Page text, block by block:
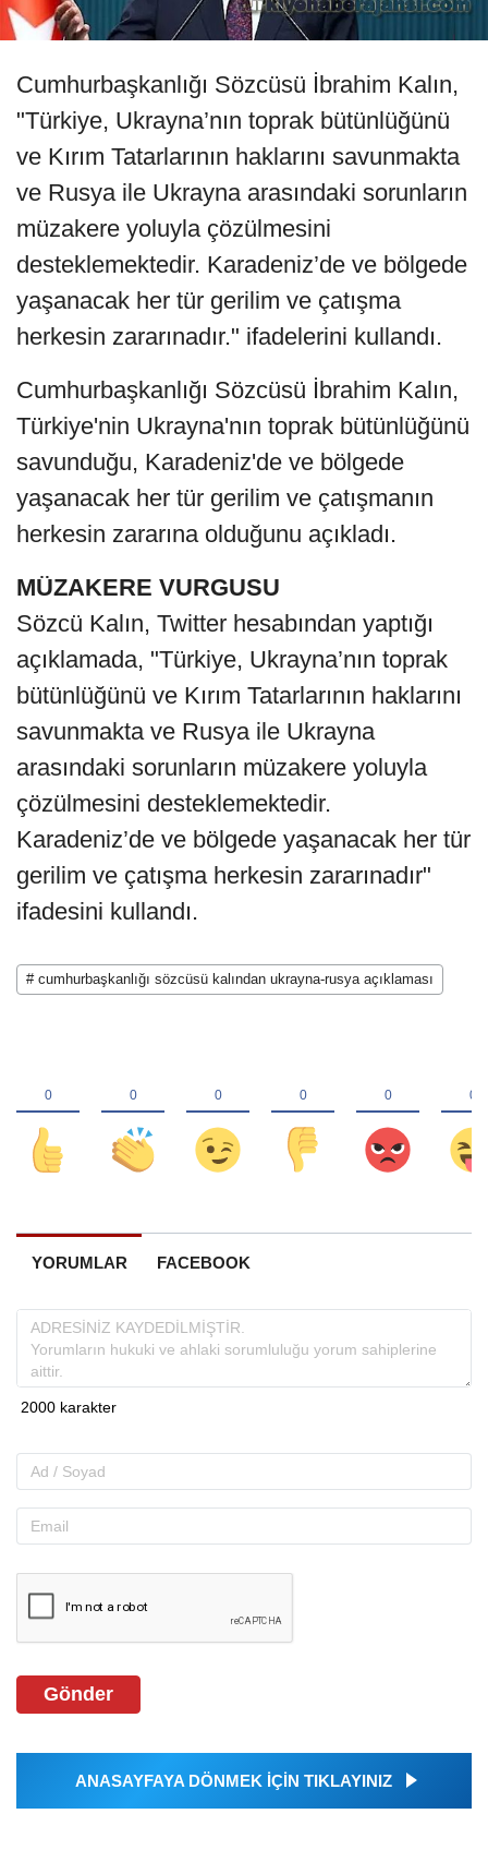
Cumhurbaşkanlığı Sözcüsü İbrahim Kalın,
"Türkiye, Ukrayna’nın toprak bütünlüğünü
ve Kırım Tatarlarının haklarını savunmakta
ve Rusya ile Ukrayna arasındaki sorunların
müzakere yoluyla çözülmesini
desteklemektedir. Karadeniz’de ve bölgede
yaşanacak her tür gerilim ve çatışma
herkesin zararınadır." ifadelerini kullandı.
Cumhurbaşkanlığı Sözcüsü İbrahim Kalın,
Türkiye'nin Ukrayna'nın toprak bütünlüğünü
savunduğu, Karadeniz'de ve bölgede
yaşanacak her tür gerilim ve çatışmanın
herkesin zararına olduğunu açıkladı.
MÜZAKERE VURGUSU
Sözcü Kalın, Twitter hesabından yaptığı
açıklamada, "Türkiye, Ukrayna’nın toprak
bütünlüğünü ve Kırım Tatarlarının haklarını
savunmakta ve Rusya ile Ukrayna
arasındaki sorunların müzakere yoluyla
çözülmesini desteklemektedir.
Karadeniz’de ve bölgede yaşanacak her tür
gerilim ve çatışma herkesin zararınadır"
ifadesini kullandı.
# cumhurbaşkanlığı sözcüsü kalından ukrayna-rusya açıklaması
YORUMLAR FACEBOOK
Gönder
ANASAYFAYA DÖNMEK İÇİN TIKLAYINIZ